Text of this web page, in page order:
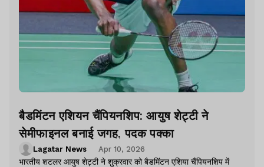
बैडमिंटन एशियन चैंपियनशिप: आयुष शेट्टी ने
सेमीफाइनल बनाई जगह, पदक पक्का
Lagatar News
Apr 10, 2026
भारतीय शटलर आयुष शेट्टी ने शुक्रवार को बैडमिंटन एशिया चैंपियनशिप में